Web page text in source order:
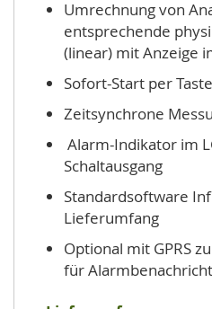
Umrechnung von
entsprechende
(linear) mit Anzeige
Sofort-Start per
Zeitsynchrone
Alarm-Indikator im
Schaltausgang
Standardsoftware
Lieferumfang
Optional mit GPRS
für